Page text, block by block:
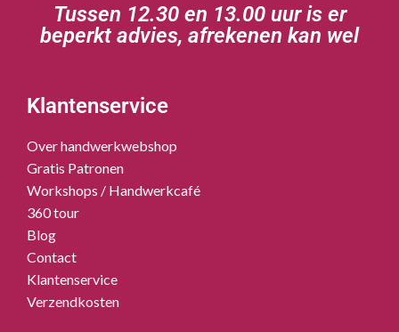
Tussen 12.30 en 13.00 uur is er
beperkt advies, afrekenen kan wel
Klantenservice
Over handwerkwebshop
Gratis Patronen
Workshops / Handwerkcafé
360 tour
Blog
Contact
Klantenservice
Verzendkosten